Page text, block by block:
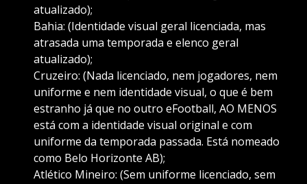
atualizado);
Bahia: (Identidade visual geral licenciada, mas
atrasada uma temporada e elenco geral
atualizado);
Cruzeiro: (Nada licenciado, nem jogadores, nem
uniforme e nem identidade visual, o que é bem
estranho já que no outro eFootball, AO MENOS
está com a identidade visual original e com
uniforme da temporada passada. Está nomeado
como Belo Horizonte AB);
Atlético Mineiro: (Sem uniforme licenciado, sem